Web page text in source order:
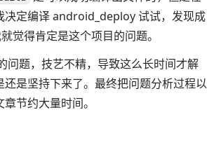
决定编译 android_deploy 试试，发现成
觉得肯定是这个项目的问题。
题，技艺不精，导致这么长时间才解
是坚持下来了。最终把问题分析过程以
节约大量时间。